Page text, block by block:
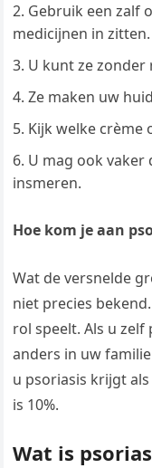
Gebruik een zalf
medicijnen in zitten.
U kunt ze zonder
Ze maken uw
Kijk welke crème
U mag ook vaker
insmeren.
Hoe kom je aan
Wat de versnelde
niet precies
rol speelt. Als u
anders in uw
u psoriasis krijgt
is 10%.
Wat is